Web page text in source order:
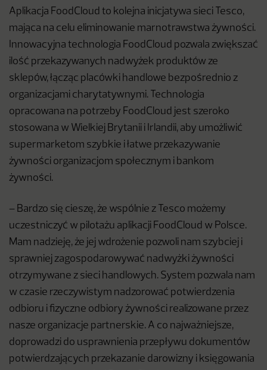
Aplikacja FoodCloud to kolejna inicjatywa sieci Tesco,
mająca na celu eliminowanie marnotrawstwa żywności.
Innowacyjna technologia FoodCloud pozwala zwiększać
ilość przekazywanych nadwyżek produktów ze
sklepów, łącząc placówki handlowe bezpośrednio z
organizacjami charytatywnymi. Technologia
opracowana na potrzeby FoodCloud jest szeroko
stosowana w Wielkiej Brytanii i Irlandii, aby umożliwić
supermarketom szybkie i łatwe przekazywanie
żywności organizacjom społecznym i bankom
żywności.
– Bardzo się cieszę, że wspólnie z Tesco możemy
uczestniczyć w pilotażu aplikacji FoodCloud w Polsce.
Mam nadzieję, że jej wdrożenie pozwoli nam szybciej i
sprawniej zagospodarowywać nadwyżki żywności
otrzymywane z sieci handlowych. System pozwala nam
w czasie rzeczywistym nadzorować potwierdzenia
odbioru i fizyczne odbiory żywności realizowane przez
nasze organizacje partnerskie. A co najważniejsze,
doprowadzi do usprawnienia przepływu dokumentów
potwierdzających przekazanie darowizny i księgowania